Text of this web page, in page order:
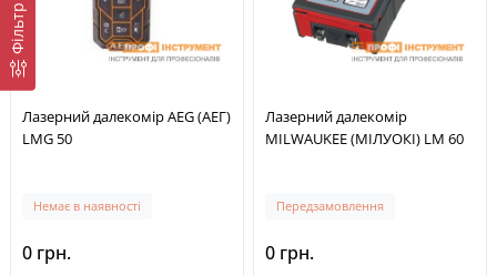
Фільтр
Лазерний далекомір AEG (АЕГ)
LMG 50
Немає в наявності
0 грн.
Лазерний далекомір
MILWAUKEE (МІЛУОКІ) LM 60
Передзамовлення
0 грн.